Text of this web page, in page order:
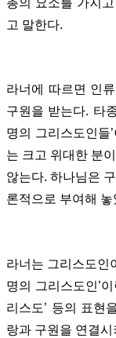
총의 요소를 가지
고 말한다.
라너에 따르면 인
구원을 받는다. 타
명의 그리스도인들
는 크고 위대한 분
않는다. 하나님은
론적으로 부여해 놓
라너는 그리스도인
명의 그리스도인’
리스도’ 등의 표현
랑과 구원을 연결